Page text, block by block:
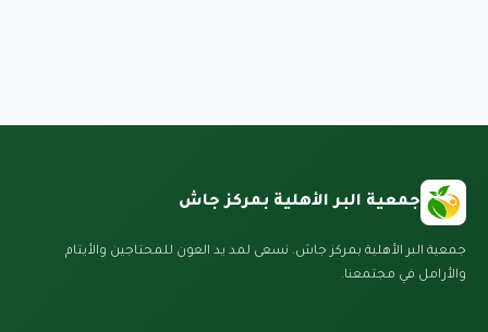
جمعية البر الأهلية بمركز جاش
جمعية البر الأهلية بمركز جاش. نسعى لمد يد العون للمحتاجين والأيتام
والأرامل في مجتمعنا.